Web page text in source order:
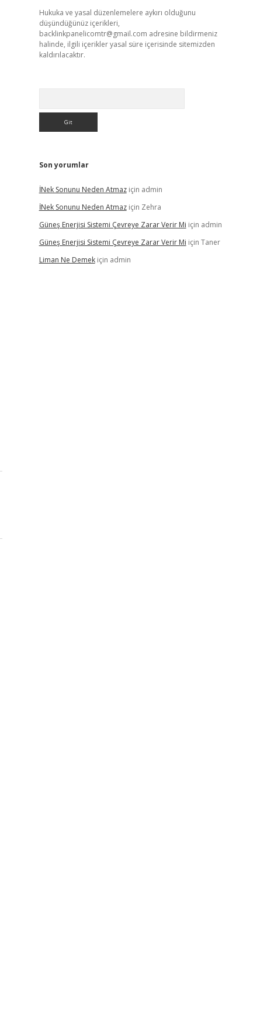
Hukuka ve yasal düzenlemelere aykırı olduğunu
düşündüğünüz içerikleri,
backlinkpanelicomtr@gmail.com adresine bildirmeniz
halinde, ilgili içerikler yasal süre içerisinde sitemizden
kaldırılacaktır.
Son yorumlar
İNek Sonunu Neden Atmaziçin admin
İNek Sonunu Neden Atmaziçin Zehra
Güneş Enerjisi Sistemi Çevreye Zarar Verir Mi için admin
Güneş Enerjisi Sistemi Çevreye Zarar Verir Mi için Taner
Liman Ne Demekiçin admin